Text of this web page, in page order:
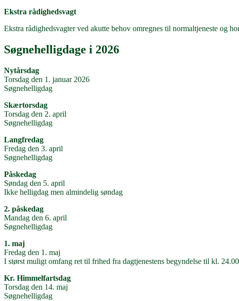
Ekstra rådighedsvagt
Ekstra rådighedsvagter ved akutte behov omregnes til normaltjeneste og
Søgnehelligdage i 2026
Nytårsdag
Torsdag den 1. januar 2026
Søgnehelligdag
Skærtorsdag
Torsdag den 2. april
Søgnehelligdag
Langfredag
Fredag den 3. april
Søgnehelligdag
Påskedag
Søndag den 5. april
Ikke helligdag men almindelig søndag
2. påskedag
Mandag den 6. april
Søgnehelligdag
1. maj
Fredag den 1. maj
I størst muligt omfang ret til frihed fra dagtjenestens begyndelse til kl.
Kr. Himmelfartsdag
Torsdag den 14. maj
Søgnehelligdag